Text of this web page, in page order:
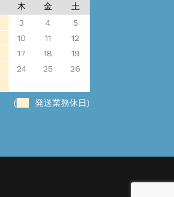
木 金
土
3 4
5
10 11
12
17 18
19
24 25
26
(
発送業務休日)